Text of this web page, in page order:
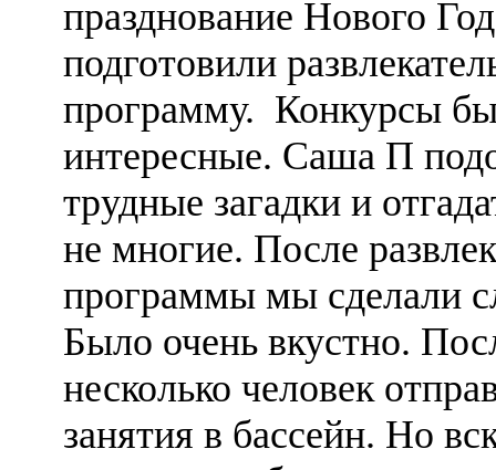
празднование Нового
подготовили
программу. Конкурсы
интересные. Саша П
трудные загадки и
не многие. После
программы мы сделали
Было очень вкустно.
несколько человек
занятия в бассейн. Но